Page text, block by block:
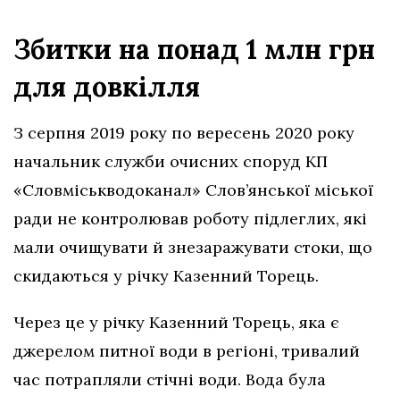
Збитки на понад 1 млн грн
для довкілля
З серпня 2019 року по вересень 2020 року
начальник служби очисних споруд КП
«Словміськводоканал» Слов’янської міської
ради не контролював роботу підлеглих, які
мали очищувати й знезаражувати стоки, що
скидаються у річку Казенний Торець.
Через це у річку Казенний Торець, яка є
джерелом питної води в регіоні, тривалий
час потрапляли стічні води. Вода була